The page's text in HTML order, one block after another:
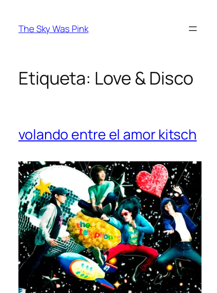
contenido
The Sky Was Pink
Etiqueta: Love & Disco
volando entre el amor kitsch